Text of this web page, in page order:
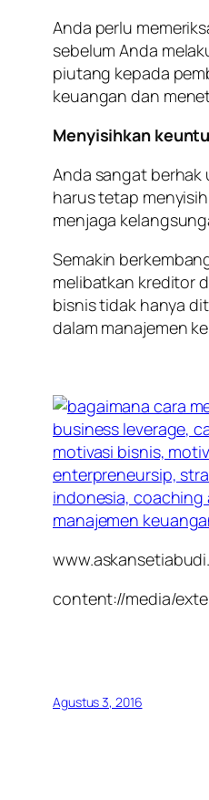
Anda perlu
sebelum Anda
piutang kepada
keuangan dan
Menyisihkan
Anda sangat
harus tetap
menjaga
Semakin
melibatkan kreditor
bisnis tidak hanya
dalam manajemen
content://media/
Agustus 3, 2016